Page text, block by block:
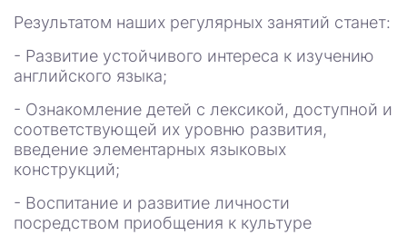
Результатом наших регулярных занятий станет:
- Развитие устойчивого интереса к изучению
английского языка;
- Ознакомление детей с лексикой, доступной и
соответствующей их уровню развития,
введение элементарных языковых
конструкций;
- Воспитание и развитие личности
посредством приобщения к культуре